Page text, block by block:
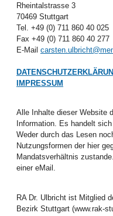
Rheintalstrasse 3
70469 Stuttgart
Tel. +49 (0) 711 860 40 025
Fax +49 (0) 711 860 40 277
E-Mail
IMPRESSUM
Alle Inhalte dieser Website
Information. Es handelt
Weder durch das Lesen
Nutzungsformen der hier
Mandatsverhältnis
einer eMail.
RA Dr. Ulbricht ist Mitglied
Bezirk Stuttgart (www.rak-